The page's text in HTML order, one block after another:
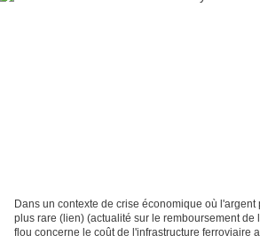
Dans un contexte de crise économique où l'argent
plus rare (lien) (actualité sur le remboursement de
flou concerne le coût de l'infrastructure ferroviaire